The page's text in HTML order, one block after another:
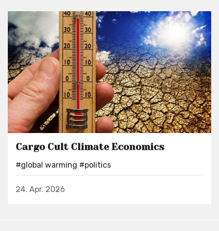
Cargo Cult Climate Economics
#global warming #politics
24. Apr. 2026